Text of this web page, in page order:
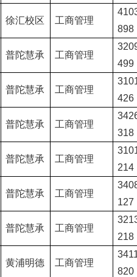
徐汇校区 工商管理
898
普陀慧承 工商管理
499
普陀慧承 工商管理
426
普陀慧承 工商管理
318
普陀慧承 工商管理
214
普陀慧承 工商管理
127
普陀慧承 工商管理
218
黄浦明德 工商管理
820